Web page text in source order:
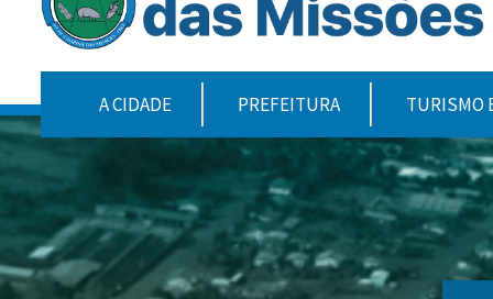
CONTEÚDO DO MENU
A CIDADE PREFEITURA TURISMO
Conteúdo Principal